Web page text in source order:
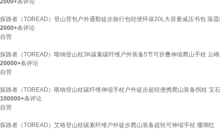
2000+条评论
探路者（TOREAD）登山背包户外通勤徒步旅行包轻便环保20L大容量减压书包 落
2000+条评论
自营
探路者（TOREAD）喀纳登山杖3K碳素碳纤维户外装备5节可折叠伸缩爬山手杖 云峰
20000+条评论
自营
探路者（TOREAD）喀纳登山杖碳纤维伸缩手杖户外徒步超轻便携爬山装备拐杖 宝
100000+条评论
自营
探路者（TOREAD）艾格登山杖碳素纤维户外徒步爬山装备超轻可伸缩手杖 珊瑚红